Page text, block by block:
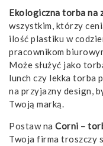
Ekologiczna torba na
wszystkim, którzy
ilość plastiku w
pracownikom
Może służyć jako
lunch czy lekka torba
na przyjazny design,
Twoją marką.
Postaw na Corni –
Twoja firma troszczy